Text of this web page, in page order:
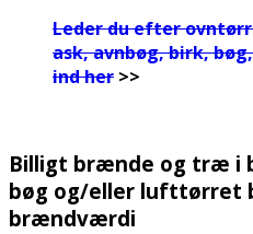
Leder du efter
ask, avnbøg, birk,
ind her >>
Billigt brænde og træ i
bøg og/eller lufttørret
brændværdi